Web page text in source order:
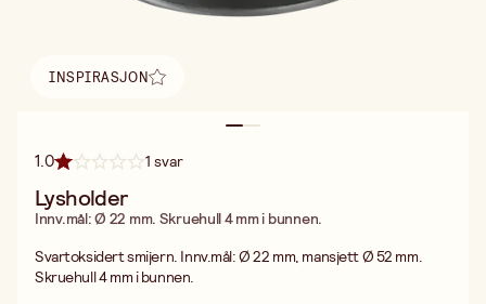
INSPIRASJON
Finn inspirasjon
1.0 1 svar
Lysholder
Innv.mål: Ø 22 mm. Skruehull 4 mm i bunnen.
Svartoksidert smijern. Innv.mål: Ø 22 mm, mansjett Ø 52 mm.
Skruehull 4 mm i bunnen.